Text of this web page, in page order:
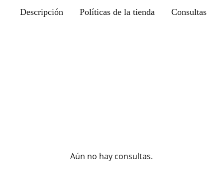
Descripción Políticas de la tienda Consultas
Aún no hay consultas.